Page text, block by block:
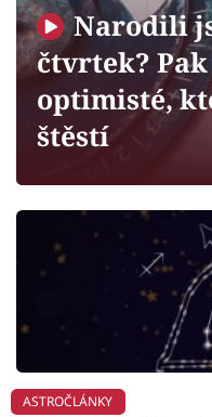
Sledujte prima+
Filmový festival
Mámy sobě
Přihlášení
Sledujte nás
Narodili
čtvrtek?
optimisté,
štěstí
ASTROČLÁNKY